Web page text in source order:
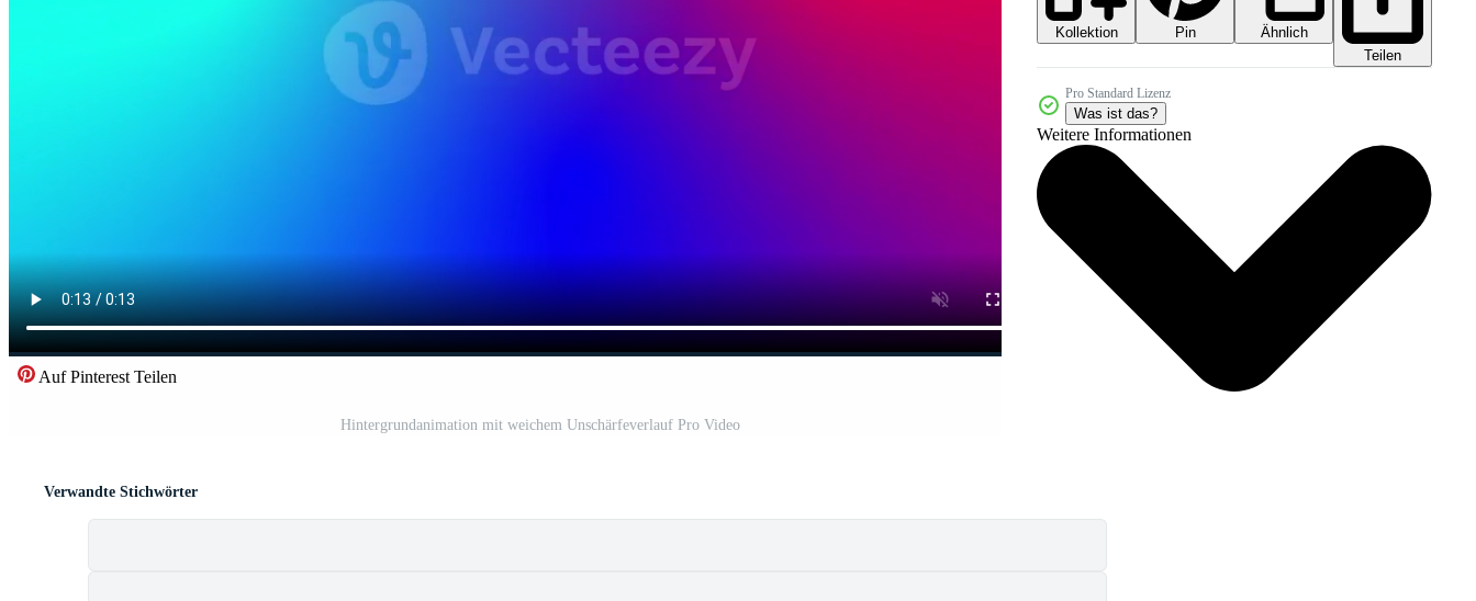
Auf Pinterest Teilen
Hintergrundanimation mit weichem Unschärfeverlauf Pro Video
Kollektion Pin
Ähnlich
Teilen
Pro Standard Lizenz
Was ist das?
Weitere Informationen
Verwandte Stichwörter